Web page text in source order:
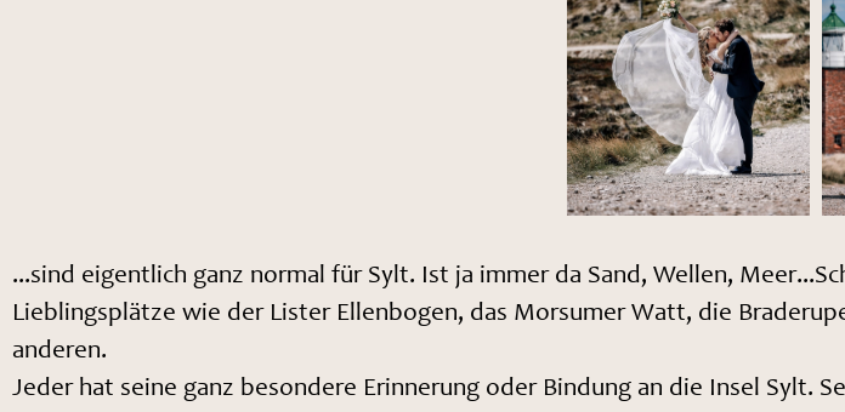
...sind eigentlich ganz normal für Sylt. Ist ja immer da Sand, Wellen,
Lieblingsplätze wie der Lister Ellenbogen, das Morsumer Watt, die
anderen.
Jeder hat seine ganz besondere Erinnerung oder Bindung an die Insel Sylt.